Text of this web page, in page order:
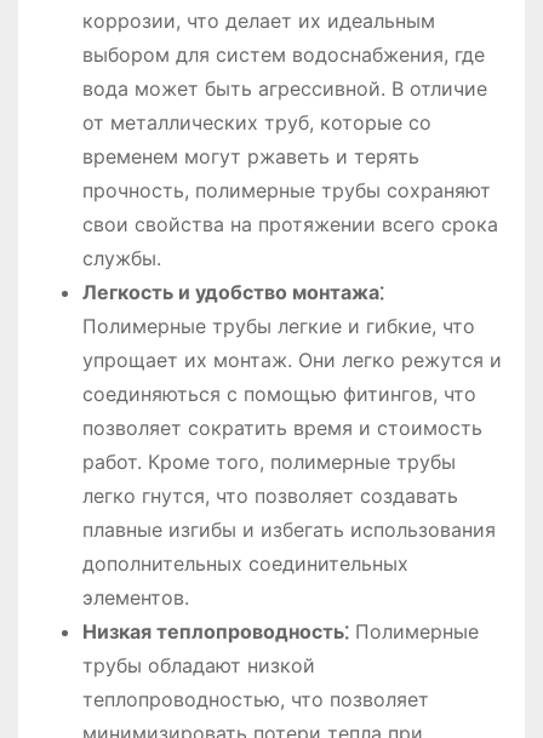
коррозии, что делает их идеальным
выбором для систем водоснабжения, где
вода может быть агрессивной. В отличие
от металлических труб, которые со
временем могут ржаветь и терять
прочность, полимерные трубы сохраняют
свои свойства на протяжении всего срока
службы.
Легкость и удобство монтажа⁚
Полимерные трубы легкие и гибкие, что
упрощает их монтаж. Они легко режутся и
соединяються с помощью фитингов, что
позволяет сократить время и стоимость
работ. Кроме того, полимерные трубы
легко гнутся, что позволяет создавать
плавные изгибы и избегать использования
дополнительных соединительных
элементов.
Низкая теплопроводность⁚Полимерные
трубы обладают низкой
теплопроводностью, что позволяет
минимизировать потери тепла при